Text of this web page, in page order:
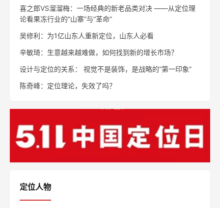
喜之郎VS溜溜梅：一场经典的新老品类对决 ——从定位理
论看果冻行业的“山寨”与“革命”
吴修利：为1亿山东人重新定位，山东人必看
辛敏琦：生意越来越难做，如何找到新的增长市场？
设计与定位的关系： 视觉不是装饰，是战略的“第一印象”
陈奇峰：定位理论，失效了吗？
定位人物